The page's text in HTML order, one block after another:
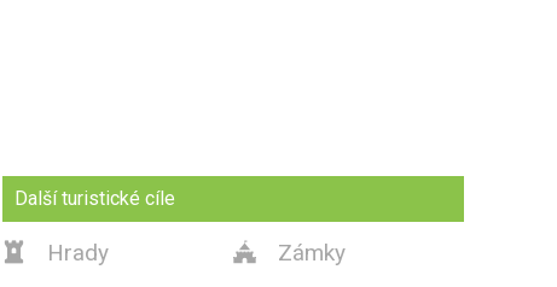
Další turistické cíle
 Hrady  Zámky